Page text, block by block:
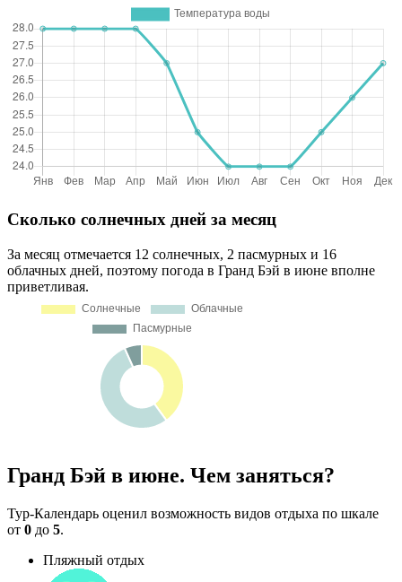
Сколько солнечных дней за месяц
За месяц отмечается 12 солнечных, 2 пасмурных и 16
облачных дней, поэтому погода в Гранд Бэй в июне вполне
приветливая.
Гранд Бэй в июне. Чем заняться?
Тур-Календарь оценил возможность видов отдыха по шкале
от 0 до 5.
Пляжный отдых